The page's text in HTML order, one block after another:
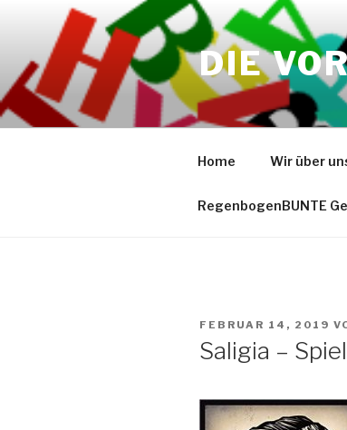
springen
DIE
Home Wir über
RegenbogenBUNTE
VERÖFFENTLICHT
FEBRUAR 14, 2019
Saligia –